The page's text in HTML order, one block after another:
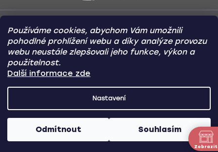
Používáme cookies, abychom Vám umožnili
pohodlné prohlížení webu a díky analýze provozu
webu neustále zlepšovali jeho funkce, výkon a
použitelnost.
Další informace zde
Nastavení
Odmítnout Souhlasím
Způsoby platby:
Online
Převod
Dobírka
Copyright (c) 2012 -2026 CARVIN AUTODOPLŇKY- Všechna
Nakódoval Pavel Kuneš
Zobrazit